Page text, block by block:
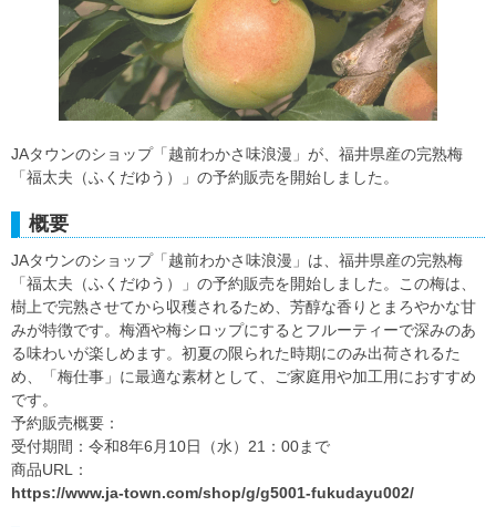
JAタウンのショップ「越前わかさ味浪漫」が、福井県産の完熟梅
「福太夫（ふくだゆう）」の予約販売を開始しました。
概要
JAタウンのショップ「越前わかさ味浪漫」は、福井県産の完熟梅
「福太夫（ふくだゆう）」の予約販売を開始しました。この梅は、
樹上で完熟させてから収穫されるため、芳醇な香りとまろやかな甘
みが特徴です。梅酒や梅シロップにするとフルーティーで深みのあ
る味わいが楽しめます。初夏の限られた時期にのみ出荷されるた
め、「梅仕事」に最適な素材として、ご家庭用や加工用におすすめ
です。
予約販売概要：
受付期間：令和8年6月10日（水）21：00まで
商品URL：
https://www.ja-town.com/shop/g/g5001-fukudayu002/